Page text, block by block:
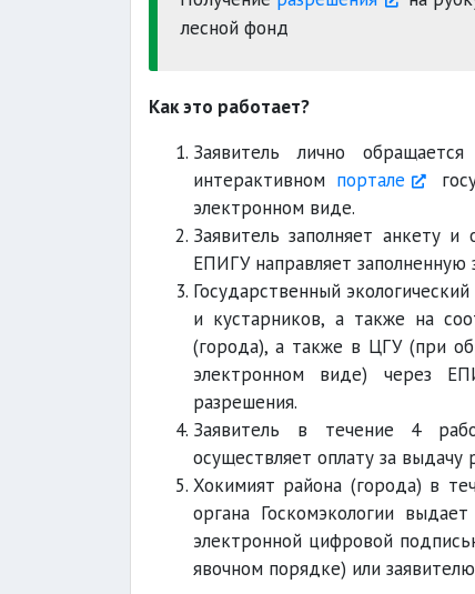
лесной фонд
Как это работает?
Заявитель лично
интерактивном портале
электронном виде.
Заявитель заполняет анкету и
ЕПИГУ направляет заполненную
Государственный
и кустарников, а также на
(города), а также в ЦГУ (при
электронном виде) через
разрешения.
Заявитель в течение 4
осуществляет оплату за
Хокимият района (города) в
органа Госкомэкологии
электронной цифровой
явочном порядке) или